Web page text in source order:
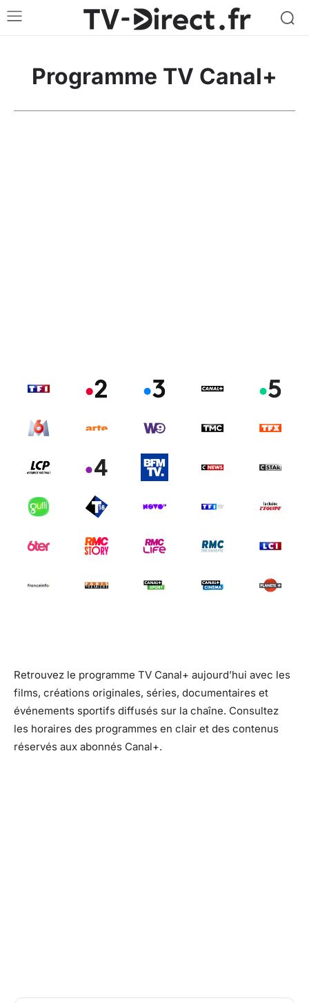
Programme TV Canal+
Retrouvez le programme TV Canal+ aujourd’hui avec les
films, créations originales, séries, documentaires et
événements sportifs diffusés sur la chaîne. Consultez
les horaires des programmes en clair et des contenus
réservés aux abonnés Canal+.